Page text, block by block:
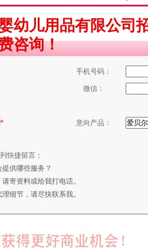
幼儿用品有限公司
咨询！
手机号码：
微信：
* 意向产品：
快捷留言：
供哪些服务？
寄资料或给我打电话。
细节，请尽快联系我。